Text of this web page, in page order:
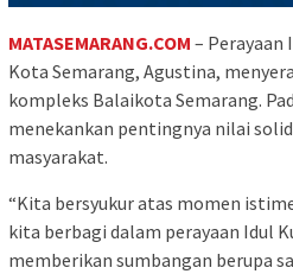
MATASEMARANG.COM – Perayaan
Kota Semarang, Agustina,
kompleks Balaikota Semarang.
menekankan pentingnya nilai
masyarakat.
“Kita bersyukur atas momen
kita berbagi dalam perayaan Idul
memberikan sumbangan berupa